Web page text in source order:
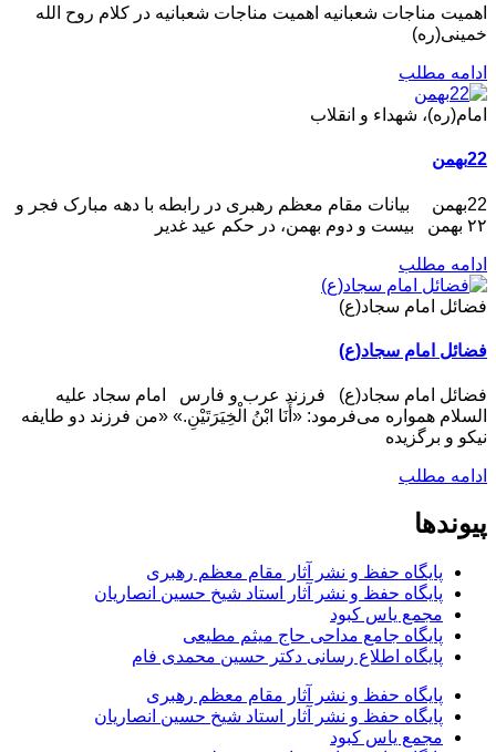
اهمیت مناجات شعبانیه اهمیت مناجات شعبانیه در کلام روح الله
خمینی(ره)
ادامه مطلب
امام(ره)، شهداء و انقلاب
22بهمن
22بهمن بیانات مقام معظم رهبری در رابطه با دهه مبارک فجر و
۲۲ بهمن بیست و دوم بهمن، در حکم عید غدیر
ادامه مطلب
فضائل امام سجاد(ع)
فضائل امام سجاد(ع)
فضائل امام سجاد(ع) فرزند عرب و فارس امام سجاد علیه
السلام همواره می‌فرمود: «أَنَا ابْنُ الْخِیَرَتَیْنِ.» «من فرزند دو طایفه
نیکو و برگزیده
ادامه مطلب
پیوندها
پایگاه حفظ و نشر آثار مقام معظم رهبری
پایگاه حفظ و نشر آثار استاد شیخ حسین انصاریان
مجمع یاس کبود
پایگاه جامع مداحی حاج میثم مطیعی
پایگاه اطلاع رسانی دکتر حسین محمدی فام
پایگاه حفظ و نشر آثار مقام معظم رهبری
پایگاه حفظ و نشر آثار استاد شیخ حسین انصاریان
مجمع یاس کبود